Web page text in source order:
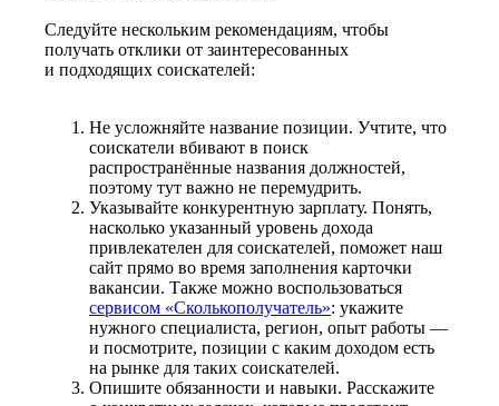
Следуйте нескольким рекомендациям, чтобы
получать отклики от заинтересованных
и подходящих соискателей:
Не усложняйте название позиции. Учтите, что
соискатели вбивают в поиск
распространённые названия должностей,
поэтому тут важно не перемудрить.
Указывайте конкурентную зарплату. Понять,
насколько указанный уровень дохода
привлекателен для соискателей, поможет наш
сайт прямо во время заполнения карточки
вакансии. Также можно воспользоваться
сервисом «Сколькополучатель»: укажите
нужного специалиста, регион, опыт работы —
и посмотрите, позиции с каким доходом есть
на рынке для таких соискателей.
Опишите обязанности и навыки. Расскажите